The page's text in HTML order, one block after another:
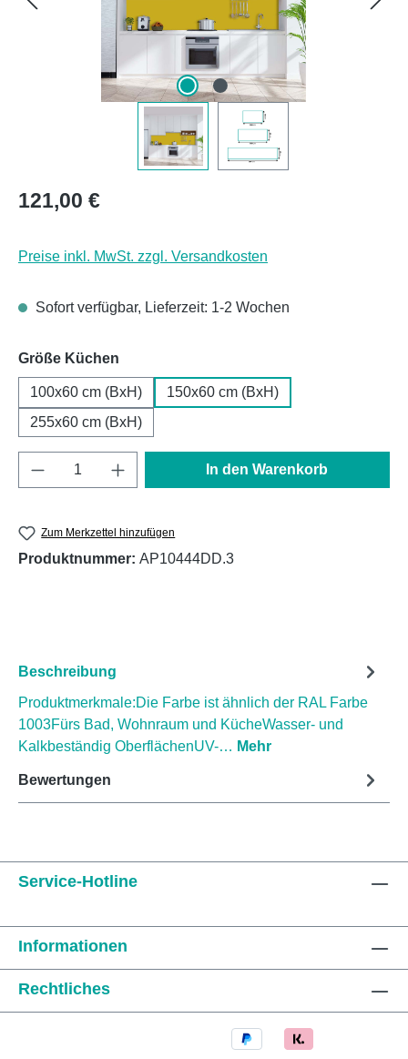
Regulärer Preis:
121,00 €
Preise inkl. MwSt. zzgl. Versandkosten
Sofort verfügbar, Lieferzeit: 1-2 Wochen
Größe Küchen
100x60 cm (BxH)
150x60 cm (BxH)
255x60 cm (BxH)
Produkt Anzahl: Gib den gewünschten
In den Warenkorb
Zum Merkzettel hinzufügen
Produktnummer: AP10444DD.3
Beschreibung
Produktmerkmale:Die Farbe ist ähnlich der RAL Farbe
1003Fürs Bad, Wohnraum und KücheWasser- und
Kalkbeständig OberflächenUV-… Mehr
Bewertungen
Service-Hotline
Informationen
Rechtliches